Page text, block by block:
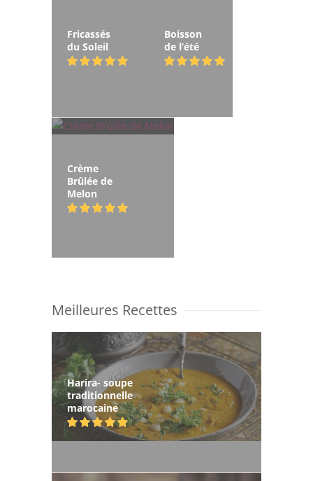
Fricassés
du Soleil
Boisson
de l’été
Crème
Brûlée de
Melon
Meilleures Recettes
Harira- soupe
traditionnelle
marocaine